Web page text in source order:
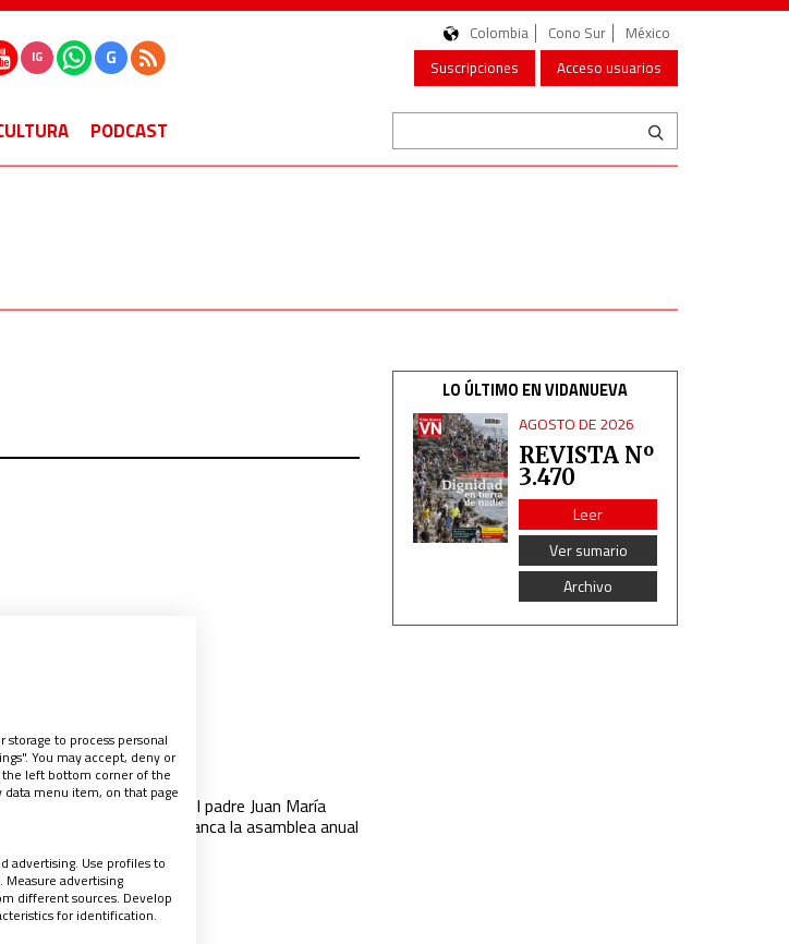
IG G
Colombia Cono Sur
México
Suscripciones
Acceso usuarios
PODCAST
por la liturgia
SSS
Bartolomé, fallecía el padre Juan María
celebrábamos en Salamanca la asamblea anual
LO ÚLTIMO EN VIDANUEVA
AGOSTO DE 2026
REVISTA Nº
3.470
Leer
Ver sumario
Archivo
to process personal
You may accept, deny or
left bottom corner of the
menu item, on that page
advertising. Use profiles to
advertising
different sources. Develop
for identification.